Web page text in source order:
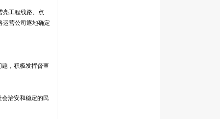
亮工程线路、点
运营公司逐地确定
，积极发挥督查
治安和稳定的民